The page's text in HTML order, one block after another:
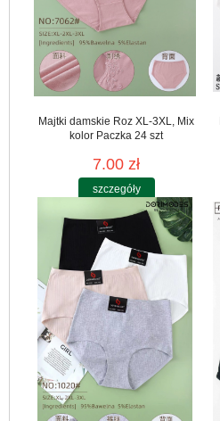
Majtki damskie Roz XL-3XL, Mix
kolor Paczka 24 szt
7.00 zł
szczegóły